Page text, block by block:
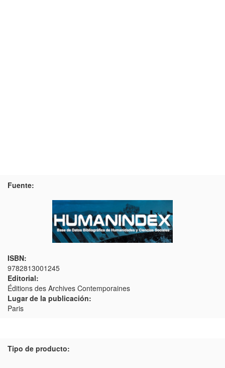
Fuente:
ISBN:
9782813001245
Editorial:
Éditions des Archives Contemporaines
Lugar de la publicación:
Paris
Tipo de producto: